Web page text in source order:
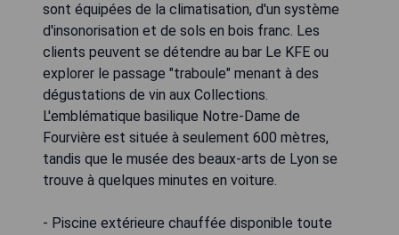
sont équipées de la climatisation, d'un système
d'insonorisation et de sols en bois franc. Les
clients peuvent se détendre au bar Le KFE ou
explorer le passage "traboule" menant à des
dégustations de vin aux Collections.
L'emblématique basilique Notre-Dame de
Fourvière est située à seulement 600 mètres,
tandis que le musée des beaux-arts de Lyon se
trouve à quelques minutes en voiture.
- Piscine extérieure chauffée disponible toute